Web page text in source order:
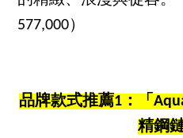
577,000）
品牌款式推薦1：「
精鋼